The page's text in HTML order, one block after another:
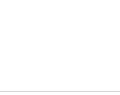
(1 com Pistão a Gás)